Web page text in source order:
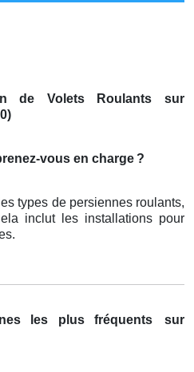
de Volets Roulants sur
vous en charge ?
types de persiennes roulants,
inclut les installations pour
les plus fréquents
sur